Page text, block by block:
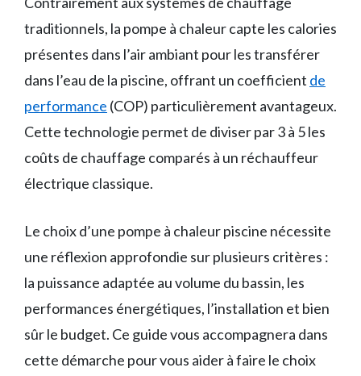
traditionnels, la pompe à chaleur capte les calories
présentes dans l’air ambiant pour les transférer
dans l’eau de la piscine, offrant un coefficient de
performance (COP) particulièrement avantageux.
Cette technologie permet de diviser par 3 à 5 les
coûts de chauffage comparés à un réchauffeur
électrique classique.
Le choix d’une pompe à chaleur piscine nécessite
une réflexion approfondie sur plusieurs critères :
la puissance adaptée au volume du bassin, les
performances énergétiques, l’installation et bien
sûr le budget. Ce guide vous accompagnera dans
cette démarche pour vous aider à faire le choix